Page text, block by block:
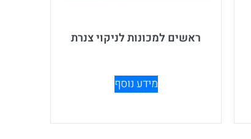
ראשים למכונות לניקוי צנרת
מידע נוסף